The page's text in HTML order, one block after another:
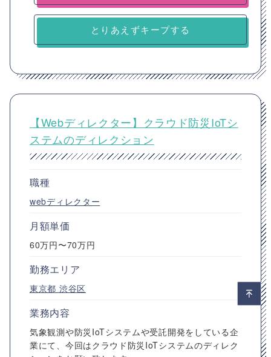
とりあえずキープする
【Webディレクター】クラウド防災IoTシ
ステムのディレクション
職種
webディレクター
月額単価
60万円〜70万円
勤務エリア
東京都 渋谷区
業務内容
気象観測や防災IoTシステムや受託開発をしている企
業にて、今回はクラウド防災IoTシステムのディレク